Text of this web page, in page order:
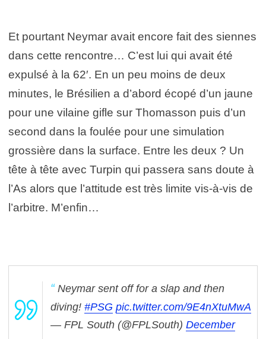
Et pourtant Neymar avait encore fait des siennes
dans cette rencontre… C’est lui qui avait été
expulsé à la 62′. En un peu moins de deux
minutes, le Brésilien a d’abord écopé d’un jaune
pour une vilaine gifle sur Thomasson puis d’un
second dans la foulée pour une simulation
grossière dans la surface. Entre les deux ? Un
tête à tête avec Turpin qui passera sans doute à
l’As alors que l’attitude est très limite vis-à-vis de
l’arbitre. M’enfin…
Neymar sent off for a slap and then
diving! #PSG pic.twitter.com/9E4nXtuMwA
— FPL South (@FPLSouth) December